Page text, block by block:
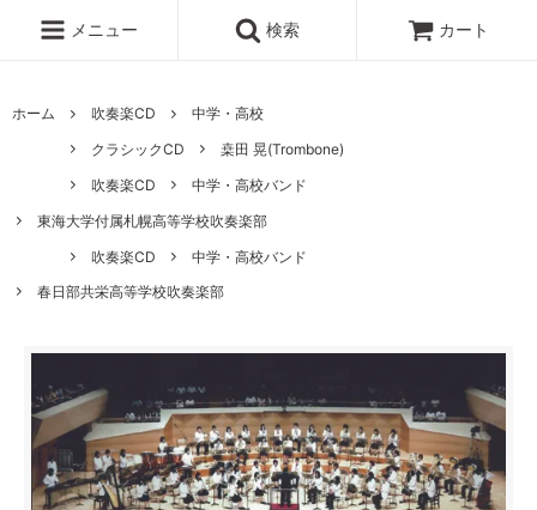
メニュー 検索 カート
ホーム 吹奏楽CD
中学・高校
クラシックCD
桒田 晃(Trombone)
吹奏楽CD
中学・高校バンド
東海大学付属札幌高等学校吹奏楽部
吹奏楽CD
中学・高校バンド
春日部共栄高等学校吹奏楽部